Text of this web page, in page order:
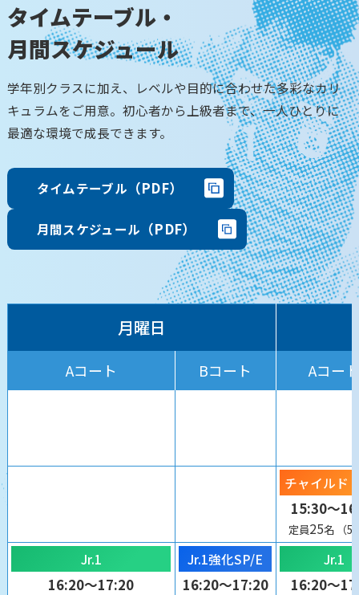
タイムテーブル・
月間スケジュール
学年別クラスに加え、レベルや目的に合わせた多彩なカリ
キュラムをご用意。初心者から上級者まで、一人ひとりに
最適な環境で成長できます。
タイムテーブル （PDF）
月間スケジュール （PDF）
月曜日
Aコート Bコート Aコート
チャイルド
15:30～
定員25名 （
Jr.1
16:20～17:20
Jr.1強化SP/E
16:20～17:20
Jr.1
16:20～